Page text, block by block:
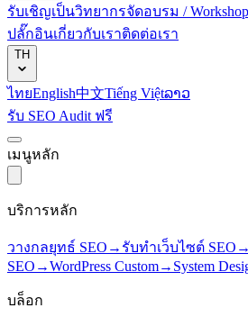
รับเชิญเป็นวิทยากรจัดอบรม / Workshop
ปลั๊กอินเกี่ยวกับเราติดต่อเรา
TH
ไทยEnglish中文Tiếng Việtລາວ
รับ SEO Audit ฟรี
เมนูหลัก
บริการหลัก
วางกลยุทธ์ SEO → รับทำเว็บไซต์ SEO →
SEO →WordPress Custom→ System
บล็อก